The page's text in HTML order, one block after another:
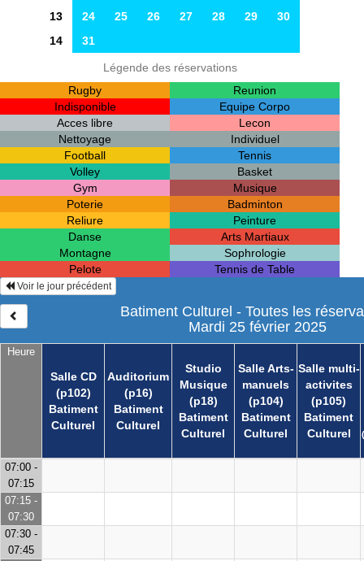
13
24 25 26 27 28 29
30
14
31
Légende des réservations
Rugby
Reunion
Indisponible
Equipe Corpo
Acces libre
Lecon
Nettoyage
Individuel
Football
Tennis
Volley
Basket
Gym
Musique
Poterie
Badminton
Reliure
Peinture
Danse
Arts Martiaux
Montagne
Sophrologie
Pelote
Tennis de Table
Heure
Salle CD
(p102)
Batiment
Culturel
Auditorium
(p16)
Batiment
Culturel
Studio
Musique
(p18)
Batiment
Culturel
Salle Arts-
manuels
(p104)
Batiment
Culturel
Salle multi-
activites
(p105)
Batiment
Culturel
Voir le jour précédent
Batiment Culturel - Toutes les
Mardi 25 février 2025
07:00 -
07:15
07:15 -
07:30
07:30 -
07:45